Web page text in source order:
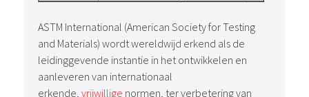
ASTM International (American Society for Testing
and Materials) wordt wereldwijd erkend als de
leidinggevende instantie in het ontwikkelen en
aanleveren van internationaal
erkende, vrijwillige normen, ter verbetering van